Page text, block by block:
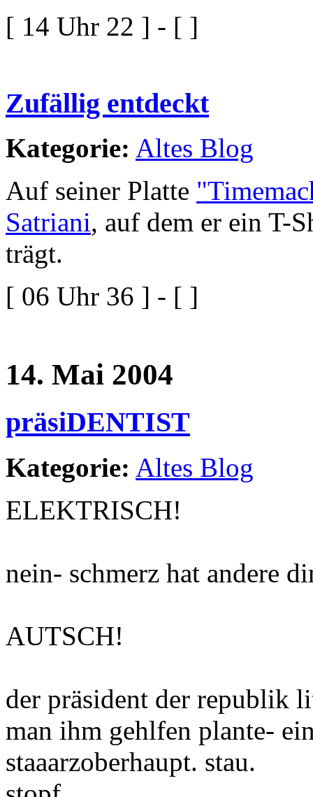
[ 14 Uhr 22 ] - [ ]
Zufällig entdeckt
Kategorie: Altes Blog
Auf seiner Platte
Satriani, auf dem er ein T-
trägt.
[ 06 Uhr 36 ] - [ ]
14. Mai 2004
präsiDENTIST
Kategorie: Altes Blog
ELEKTRISCH!
nein- schmerz hat andere
AUTSCH!
der präsident der republik
man ihm gehlfen plante-
staaarzoberhaupt. stau.